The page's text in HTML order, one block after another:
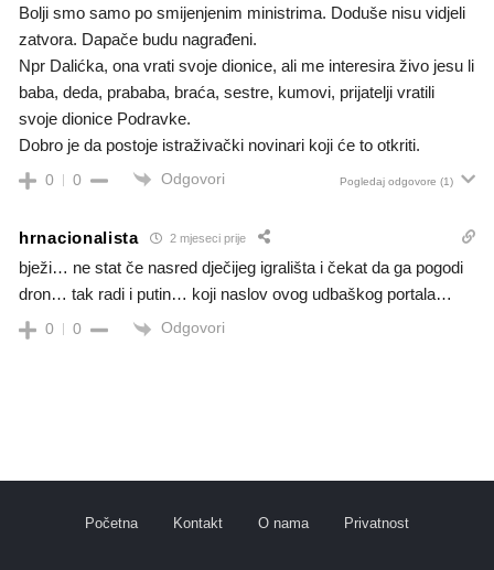
Bolji smo samo po smijenjenim ministrima. Doduše nisu vidjeli
zatvora. Dapače budu nagrađeni.
Npr Dalićka, ona vrati svoje dionice, ali me interesira živo jesu li
baba, deda, prababa, braća, sestre, kumovi, prijatelji vratili
svoje dionice Podravke.
Dobro je da postoje istraživački novinari koji će to otkriti.
0 0 Odgovori Pogledaj odgovore (1)
hrnacionalista 2 mjeseci prije
bježi… ne stat če nasred dječijeg igrališta i čekat da ga pogodi
dron… tak radi i putin… koji naslov ovog udbaškog portala…
0 0 Odgovori
Početna Kontakt O nama Privatnost